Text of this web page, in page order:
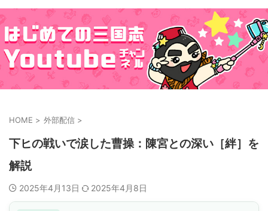
HOME > 外部配信 >
下ヒの戦いで涙した曹操：陳宮との深い［絆］を
解説
2025年4月13日 2025年4月8日